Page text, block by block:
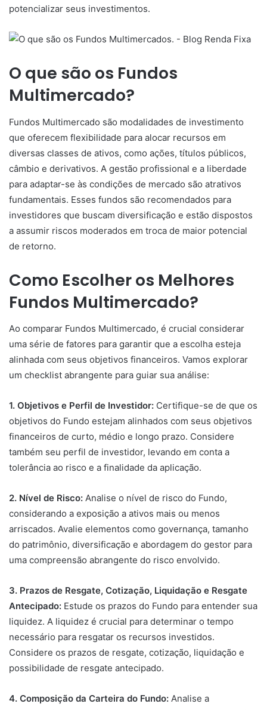
potencializar seus investimentos.
O que são os Fundos
Multimercado?
Fundos Multimercado são modalidades de investimento
que oferecem flexibilidade para alocar recursos em
diversas classes de ativos, como ações, títulos públicos,
câmbio e derivativos. A gestão profissional e a liberdade
para adaptar-se às condições de mercado são atrativos
fundamentais. Esses fundos são recomendados para
investidores que buscam diversificação e estão dispostos
a assumir riscos moderados em troca de maior potencial
de retorno.
Como Escolher os Melhores
Fundos Multimercado?
Ao comparar Fundos Multimercado, é crucial considerar
uma série de fatores para garantir que a escolha esteja
alinhada com seus objetivos financeiros. Vamos explorar
um checklist abrangente para guiar sua análise:
1. Objetivos e Perfil de Investidor: Certifique-se de que os
objetivos do Fundo estejam alinhados com seus objetivos
financeiros de curto, médio e longo prazo. Considere
também seu perfil de investidor, levando em conta a
tolerância ao risco e a finalidade da aplicação.
2. Nível de Risco: Analise o nível de risco do Fundo,
considerando a exposição a ativos mais ou menos
arriscados. Avalie elementos como governança, tamanho
do patrimônio, diversificação e abordagem do gestor para
uma compreensão abrangente do risco envolvido.
3. Prazos de Resgate, Cotização, Liquidação e Resgate
Antecipado: Estude os prazos do Fundo para entender sua
liquidez. A liquidez é crucial para determinar o tempo
necessário para resgatar os recursos investidos.
Considere os prazos de resgate, cotização, liquidação e
possibilidade de resgate antecipado.
4. Composição da Carteira do Fundo: Analise a